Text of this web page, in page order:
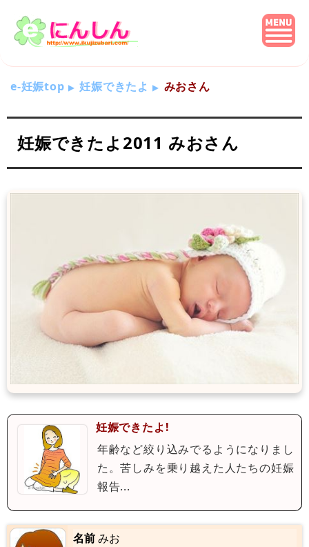
e-妊娠top 妊娠できたよ みおさん
妊娠できたよ2011 みおさん
妊娠できたよ!
年齢など絞り込みでるようになりまし
た。苦しみを乗り越えた人たちの妊娠
報告...
名前みお